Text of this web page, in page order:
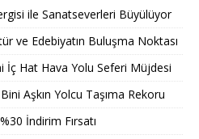
ile Sanatseverleri Büyülüyor
ve Edebiyatın Buluşma Noktası
İç Hat Hava Yolu Seferi Müjdesi
Aşkın Yolcu Taşıma Rekoru
İndirim Fırsatı